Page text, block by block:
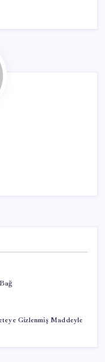
Gizlenmiş Maddeyle